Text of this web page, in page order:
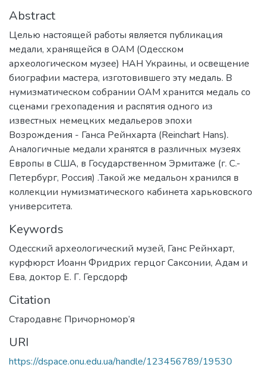
Abstract
Целью настоящей работы является публикация
медали, хранящейся в ОАМ (Одесском
археологическом музее) НАН Украины, и освещение
биографии мастера, изготовившего эту медаль. В
нумизматическом собрании ОАМ хранится медаль со
сценами грехопадения и распятия одного из
известных немецких медальеров эпохи
Возрождения - Ганса Рейнхарта (Reinchart Hans).
Аналогичные медали хранятся в различных музеях
Европы в США, в Государственном Эрмитаже (г. С.-
Петербург, Россия) .Такой же медальон хранился в
коллекции нумизматического кабинета харьковского
университета.
Keywords
Одесский археологический музей, Ганс Рейнхарт,
курфюрст Иоанн Фридрих герцог Саксонии, Адам и
Ева, доктор Е. Г. Герсдорф
Citation
Стародавнє Причорномор’я
URI
https://dspace.onu.edu.ua/handle/123456789/19530